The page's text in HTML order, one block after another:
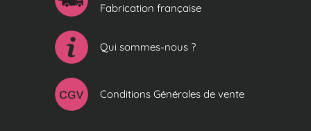
Fabrication française
Qui sommes-nous ?
Conditions Générales de vente